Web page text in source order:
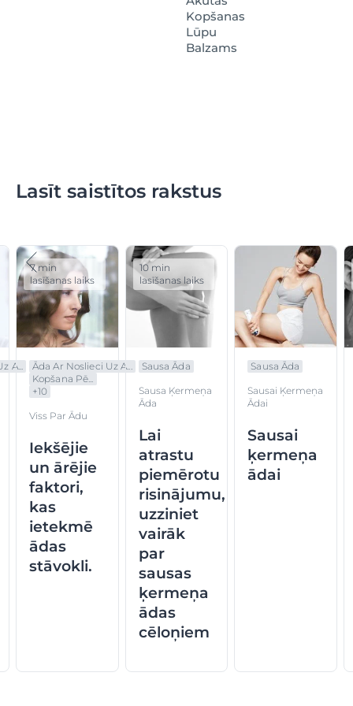
Kopšanas
Lūpu
Balzams
Lasīt saistītos rakstus
A...
Āda Ar Noslieci Uz A...
Kopšana Pē...
+10
Viss Par Ādu
Iekšējie
un ārējie
faktori,
kas
ietekmē
ādas
stāvokli.
7 min
lasīšanas laiks
Sausa Āda
Sausa Ķermeņa
Āda
Lai
atrastu
piemērotu
risinājumu,
uzziniet
vairāk
par
sausas
ķermeņa
ādas
cēloņiem
10 min
lasīšanas laiks
Sausa Āda
Sausai Ķermeņa
Ādai
Sausai
ķermeņa
ādai